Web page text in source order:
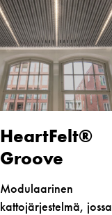
HeartFelt®
Groove
Modulaarinen
kattojärjestelmä, jossa